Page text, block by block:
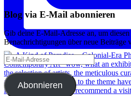
Blog via E-Mail abonnieren
Gib deine E-Mail-Adresse an, um
Benachrichtigungen über neue Beiträge
E-
Mail-
Adresse
Abonnieren